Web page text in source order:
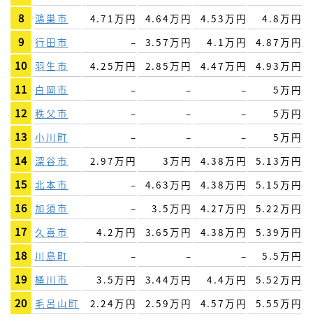
8 鴻巣市 4.71万円 4.64万円 4.53万円 4.8万円
9 行田市 – 3.57万円 4.1万円 4.87万円
10 羽生市 4.25万円 2.85万円 4.47万円 4.93万円
11 白岡市 – – – 5万円
12 秩父市 – – – 5万円
13 小川町 – – – 5万円
14 深谷市 2.97万円 3万円 4.38万円 5.13万円
15 北本市 – 4.63万円 4.38万円 5.15万円
16 加須市 – 3.5万円 4.27万円 5.22万円
17 久喜市 4.2万円 3.65万円 4.38万円 5.39万円
18 川島町 – – – 5.5万円
19 桶川市 3.5万円 3.44万円 4.4万円 5.52万円
20 毛呂山町 2.24万円 2.59万円 4.57万円 5.55万円